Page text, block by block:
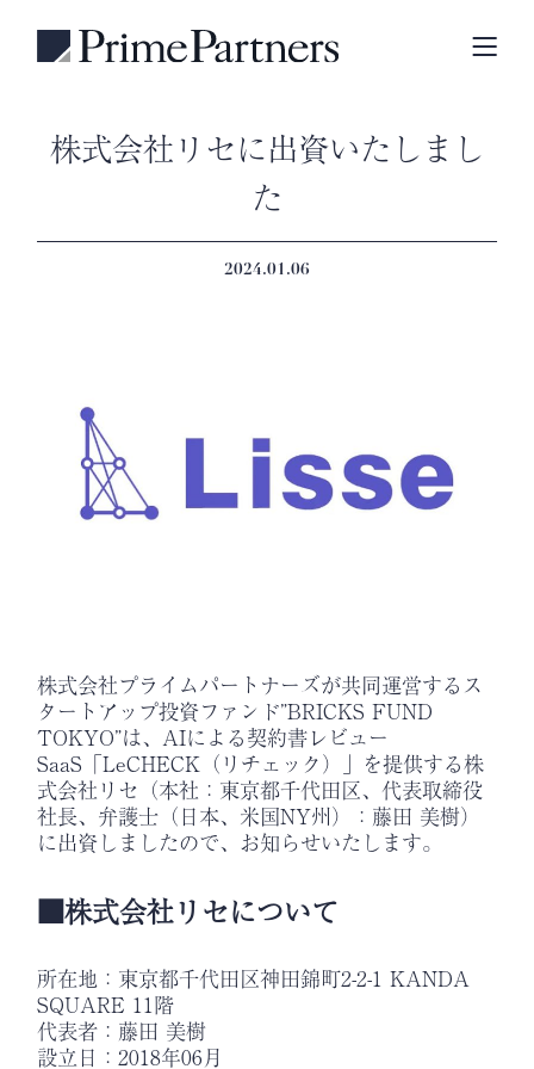
株式会社リセに出資いたしまし
た
2024.01.06
株式会社プライムパートナーズが共同運営するス
タートアップ投資ファンド”BRICKS FUND
TOKYO”は、AIによる契約書レビュー
SaaS「LeCHECK（リチェック）」を提供する株
式会社リセ（本社：東京都千代田区、代表取締役
社長、弁護士（日本、米国NY州）：藤田 美樹）
に出資しましたので、お知らせいたします。
■株式会社リセについて
所在地：東京都千代田区神田錦町2-2-1 KANDA
SQUARE 11階
代表者：藤田 美樹
設立日：2018年06月